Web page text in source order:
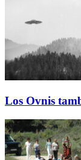
Los Ovnis